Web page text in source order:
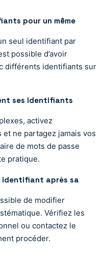
pour un même
seul identifiant par
possible d’avoir
différents identifiants sur
ses identifiants
activez
et ne partagez jamais vos
de mots de passe
pratique.
identifiant après sa
de modifier
Vérifiez les
ou contactez le
procéder.